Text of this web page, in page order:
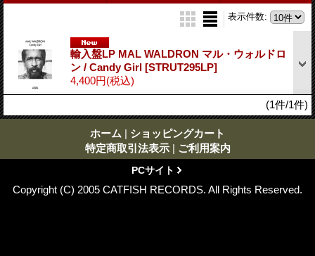
表示件数:
輸入盤LP MAL WALDRON マル・ウォルドロ
ン / Candy Girl [STRUT295LP]
4,400円(税込)
(1件/1件)
ホーム | ショッピングカート
特定商取引法表示 | ご利用案内
PCサイト
Copyright (C) 2005 CATFISH RECORDS. All Rights Reserved.